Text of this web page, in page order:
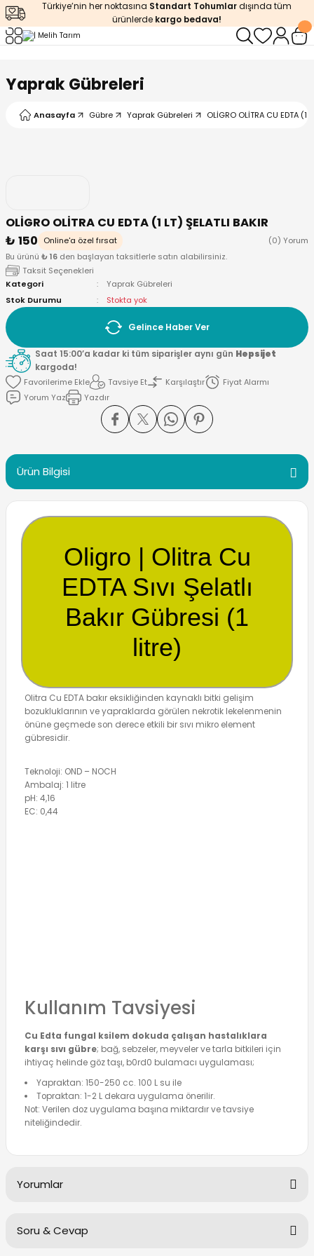
Türkiye’nin her noktasına Standart Tohumlardışında tüm
ürünlerde kargo bedava!
Yaprak Gübreleri
Anasayfa Gübre Yaprak Gübreleri OLİGRO OLİTRA CU EDTA (1
OLİGRO OLİTRA CU EDTA (1 LT) ŞELATLI BAKIR
₺ 150
Online'a özel fırsat
(0) Yorum
Bu ürünü ₺ 16 den başlayan taksitlerle satın alabilirsiniz.
Taksit Seçenekleri
Kategori
Yaprak Gübreleri
Stok Durumu
Stokta yok
Gelince Haber Ver
Saat 15:00’a kadar ki tüm siparişler aynı gün Hepsijet
kargoda!
Tavsiye Et
Karşılaştır
Fiyat Alarmı
Yorum Yaz
Yazdır
Ürün Bilgisi
Oligro | Olitra Cu
EDTA Sıvı Şelatlı
Bakır Gübresi (1
litre)
Olitra Cu EDTA bakır eksikliğinden kaynaklı bitki gelişim
bozukluklarının ve yapraklarda görülen nekrotik lekelenmenin
önüne geçmede son derece etkili bir sıvı mikro element
gübresidir.
Teknoloji: OND – NOCH
Ambalaj: 1 litre
pH: 4,16
EC: 0,44
Kullanım Tavsiyesi
Cu Edta fungal ksilem dokuda çalışan hastalıklara
karşı sıvı gübre; bağ, sebzeler, meyveler ve tarla bitkileri için
ihtiyaç helinde göz taşı, b0rd0 buIamacı uygulaması;
Yapraktan: 150-250 cc. 100 L su ile
Topraktan: 1-2 L dekara uygulama önerilir.
Not: Verilen doz uygulama başına miktardır ve tavsiye
niteliğindedir.
Yorumlar
Soru & Cevap
Geri Dön
Geri Dön
Geri Dön
Geri Dön
Ürünleri
Geri Dön